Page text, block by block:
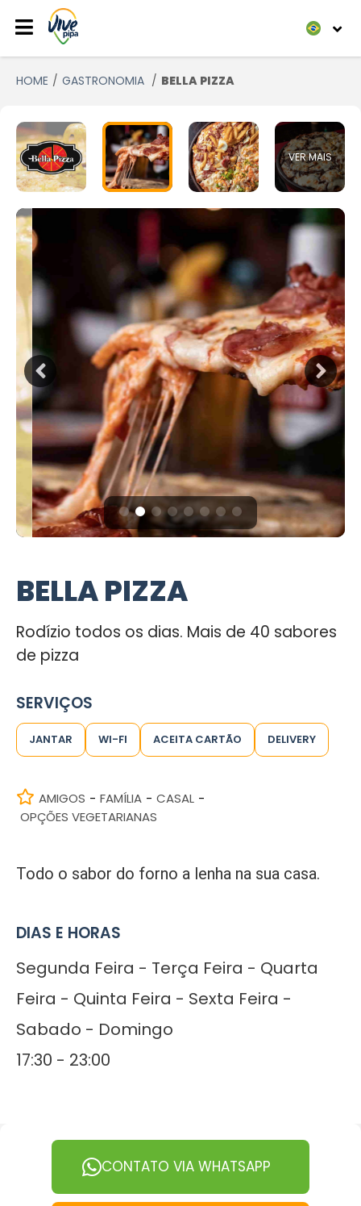
HOME GASTRONOMIA BELLA PIZZA
VER MAIS
BELLA PIZZA
Rodízio todos os dias. Mais de 40 sabores
de pizza
SERVIÇOS
JANTAR WI-FI ACEITA CARTÃO DELIVERY
AMIGOS - FAMÍLIA - CASAL -
OPÇÕES VEGETARIANAS
Todo o sabor do forno a lenha na sua casa.
DIAS E HORAS
Segunda Feira - Terça Feira - Quarta
Feira - Quinta Feira - Sexta Feira -
Sabado - Domingo
17:30 - 23:00
CONTATO VIA WHATSAPP